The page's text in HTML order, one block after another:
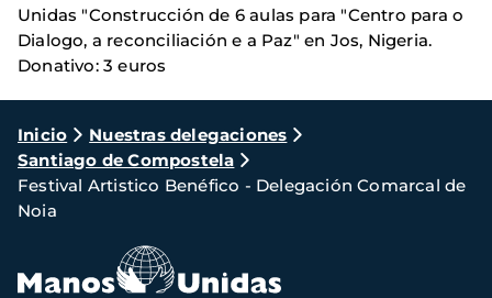
Unidas "Construcción de 6 aulas para "Centro para o
Dialogo, a reconciliación e a Paz" en Jos, Nigeria.
Donativo: 3 euros
Ruta
de
navegación
Inicio
Nuestras delegaciones
Santiago de Compostela
Festival Artistico Benéfico - Delegación Comarcal de
Noia